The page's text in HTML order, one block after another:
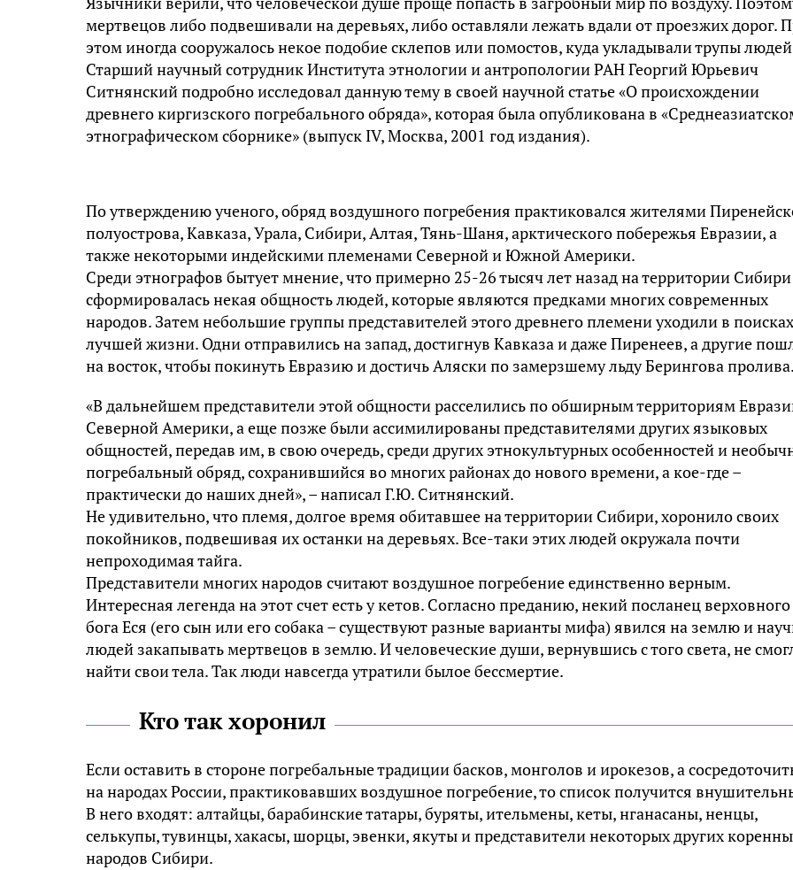
мертвецов либо подвешивали на деревьях, либо оставляли лежать вдали от проезжих дорог.
этом иногда сооружалось некое подобие склепов или помостов, куда укладывали трупы
Старший научный сотрудник Института этнологии и антропологии РАН Георгий Юрьевич
Ситнянский подробно исследовал данную тему в своей научной статье «О происхождении
древнего киргизского погребального обряда», которая была опубликована в
этнографическом сборнике» (выпуск IV, Москва, 2001 год издания).
По утверждению ученого, обряд воздушного погребения практиковался жителями
полуострова, Кавказа, Урала, Сибири, Алтая, Тянь-Шаня, арктического побережья Евразии, а
также некоторыми индейскими племенами Северной и Южной Америки.
Среди этнографов бытует мнение, что примерно 25-26 тысяч лет назад на территории Сибири
сформировалась некая общность людей, которые являются предками многих современных
народов. Затем небольшие группы представителей этого древнего племени уходили в поисках
лучшей жизни. Одни отправились на запад, достигнув Кавказа и даже Пиренеев, а другие
на восток, чтобы покинуть Евразию и достичь Аляски по замерзшему льду Берингова пролива.
«В дальнейшем представители этой общности расселились по обширным территориям
Северной Америки, а еще позже были ассимилированы представителями других языковых
общностей, передав им, в свою очередь, среди других этнокультурных особенностей и
погребальный обряд, сохранившийся во многих районах до нового времени, а кое-где –
практически до наших дней», – написал Г.Ю. Ситнянский.
Не удивительно, что племя, долгое время обитавшее на территории Сибири, хоронило своих
покойников, подвешивая их останки на деревьях. Все-таки этих людей окружала почти
непроходимая тайга.
Представители многих народов считают воздушное погребение единственно верным.
Интересная легенда на этот счет есть у кетов. Согласно преданию, некий посланец верховного
бога Еся (его сын или его собака – существуют разные варианты мифа) явился на землю и
людей закапывать мертвецов в землю. И человеческие души, вернувшись с того света, не
найти свои тела. Так люди навсегда утратили былое бессмертие.
Кто так хоронил
Если оставить в стороне погребальные традиции басков, монголов и ирокезов, а
на народах России, практиковавших воздушное погребение, то список получится
В него входят: алтайцы, барабинские татары, буряты, ительмены, кеты, нганасаны, ненцы,
селькупы, тувинцы, хакасы, шорцы, эвенки, якуты и представители некоторых других
народов Сибири.